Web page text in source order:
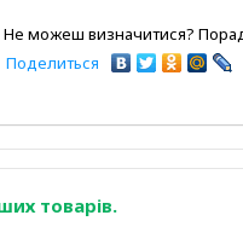
Не можеш визначитися?
Поделиться
товарів.